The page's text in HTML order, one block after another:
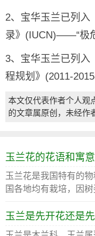
2、宝华玉兰已列入
录》(IUCN)——“极
3、宝华玉兰已列入
程规划》(2011-2015
本文仅代表作者个人观
的文章属原创，未经作
玉兰花的花语和寓意
玉兰花是我国特有的
国各地均有栽培，因
玉兰是先开花还是先